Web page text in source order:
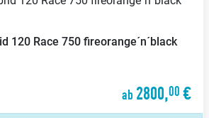
120 Race 750 fireorange´n´black
ab 2800,00 €